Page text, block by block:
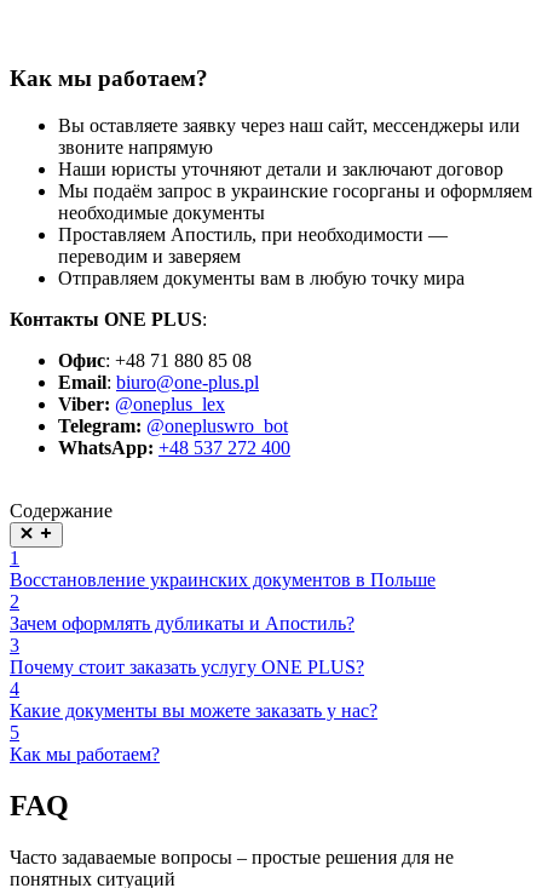
Как мы работаем?
Вы оставляете заявку через наш сайт, мессенджеры или
звоните напрямую
Наши юристы уточняют детали и заключают договор
Мы подаём запрос в украинские госорганы и оформляем
необходимые документы
Проставляем Апостиль, при необходимости —
переводим и заверяем
Отправляем документы вам в любую точку мира
Контакты ONE PLUS:
Офис: +48 71 880 85 08
Email: biuro@one-plus.pl
Viber: @oneplus_lex
Telegram: @onepluswro_bot
WhatsApp: +48 537 272 400
Содержание
1
Восстановление украинских документов в Польше
2
Зачем оформлять дубликаты и Апостиль?
3
Почему стоит заказать услугу ONE PLUS?
4
Какие документы вы можете заказать у нас?
5
Как мы работаем?
FAQ
Часто задаваемые вопросы – простые решения для не
понятных ситуаций